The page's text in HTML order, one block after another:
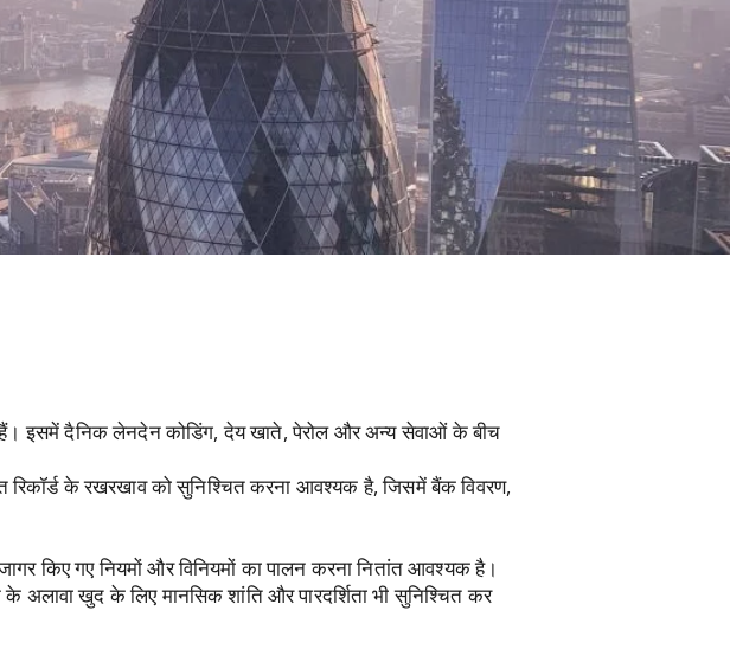
हैं। इसमें दैनिक लेनदेन कोडिंग, देय खाते, पेरोल और अन्य सेवाओं के बीच
रिकॉर्ड के रखरखाव को सुनिश्चित करना आवश्यक है, जिसमें बैंक विवरण,
किए गए नियमों और विनियमों का पालन करना नितांत आवश्यक है।
अलावा खुद के लिए मानसिक शांति और पारदर्शिता भी सुनिश्चित कर